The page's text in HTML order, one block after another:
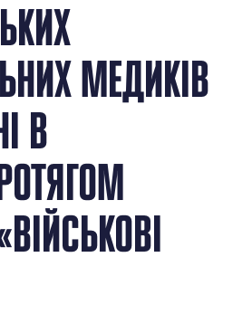
МЕДИКІВ
В